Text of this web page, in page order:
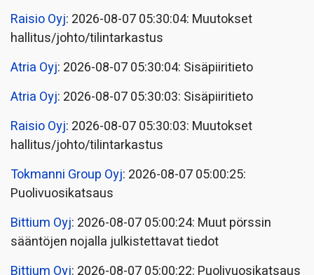
Raisio Oyj: 2026-08-07 05:30:04: Muutokset
hallitus/johto/tilintarkastus
Atria Oyj: 2026-08-07 05:30:04: Sisäpiiritieto
Atria Oyj: 2026-08-07 05:30:03: Sisäpiiritieto
Raisio Oyj: 2026-08-07 05:30:03: Muutokset
hallitus/johto/tilintarkastus
Tokmanni Group Oyj: 2026-08-07 05:00:25:
Puolivuosikatsaus
Bittium Oyj: 2026-08-07 05:00:24: Muut pörssin
sääntöjen nojalla julkistettavat tiedot
Bittium Oyj: 2026-08-07 05:00:22: Puolivuosikatsaus